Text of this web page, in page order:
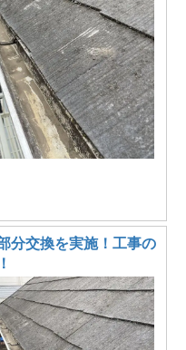
分交換を実施！工事の